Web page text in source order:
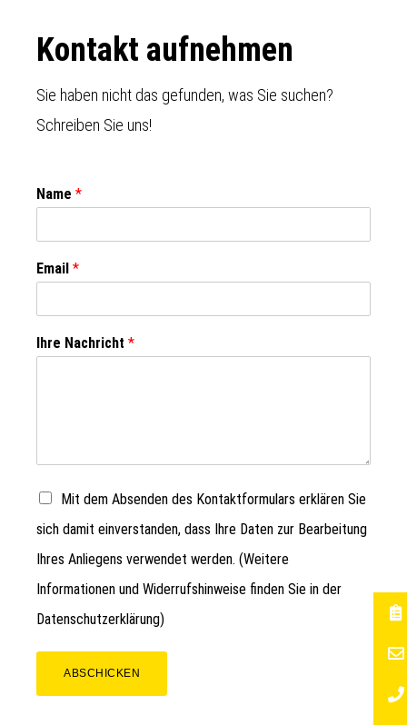
Footer
Kontakt aufnehmen
Sie haben nicht das gefunden, was Sie suchen?
Schreiben Sie uns!
Name *
Email *
Ihre Nachricht *
Mit dem Absenden des Kontaktformulars erklären Sie
sich damit einverstanden, dass Ihre Daten zur Bearbeitung
Ihres Anliegens verwendet werden. (Weitere
Informationen und Widerrufshinweise finden Sie in der
Datenschutzerklärung)
ABSCHICKEN